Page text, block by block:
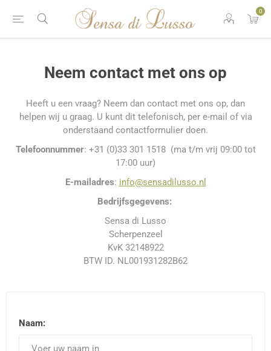
0
Neem contact met ons op
Heeft u een vraag? Neem dan contact met ons op, dan
helpen wij u graag. U kunt dit telefonisch, per e-mail of via
onderstaand contactformulier doen.
Telefoonnummer: +31 (0)33 301 1518 (ma t/m vrij 09:00 tot
17:00 uur)
E-mailadres: info@sensadilusso.nl
Bedrijfsgegevens:
Sensa di Lusso
Scherpenzeel
KvK 32148922
BTW ID. NL001931282B62
Naam: